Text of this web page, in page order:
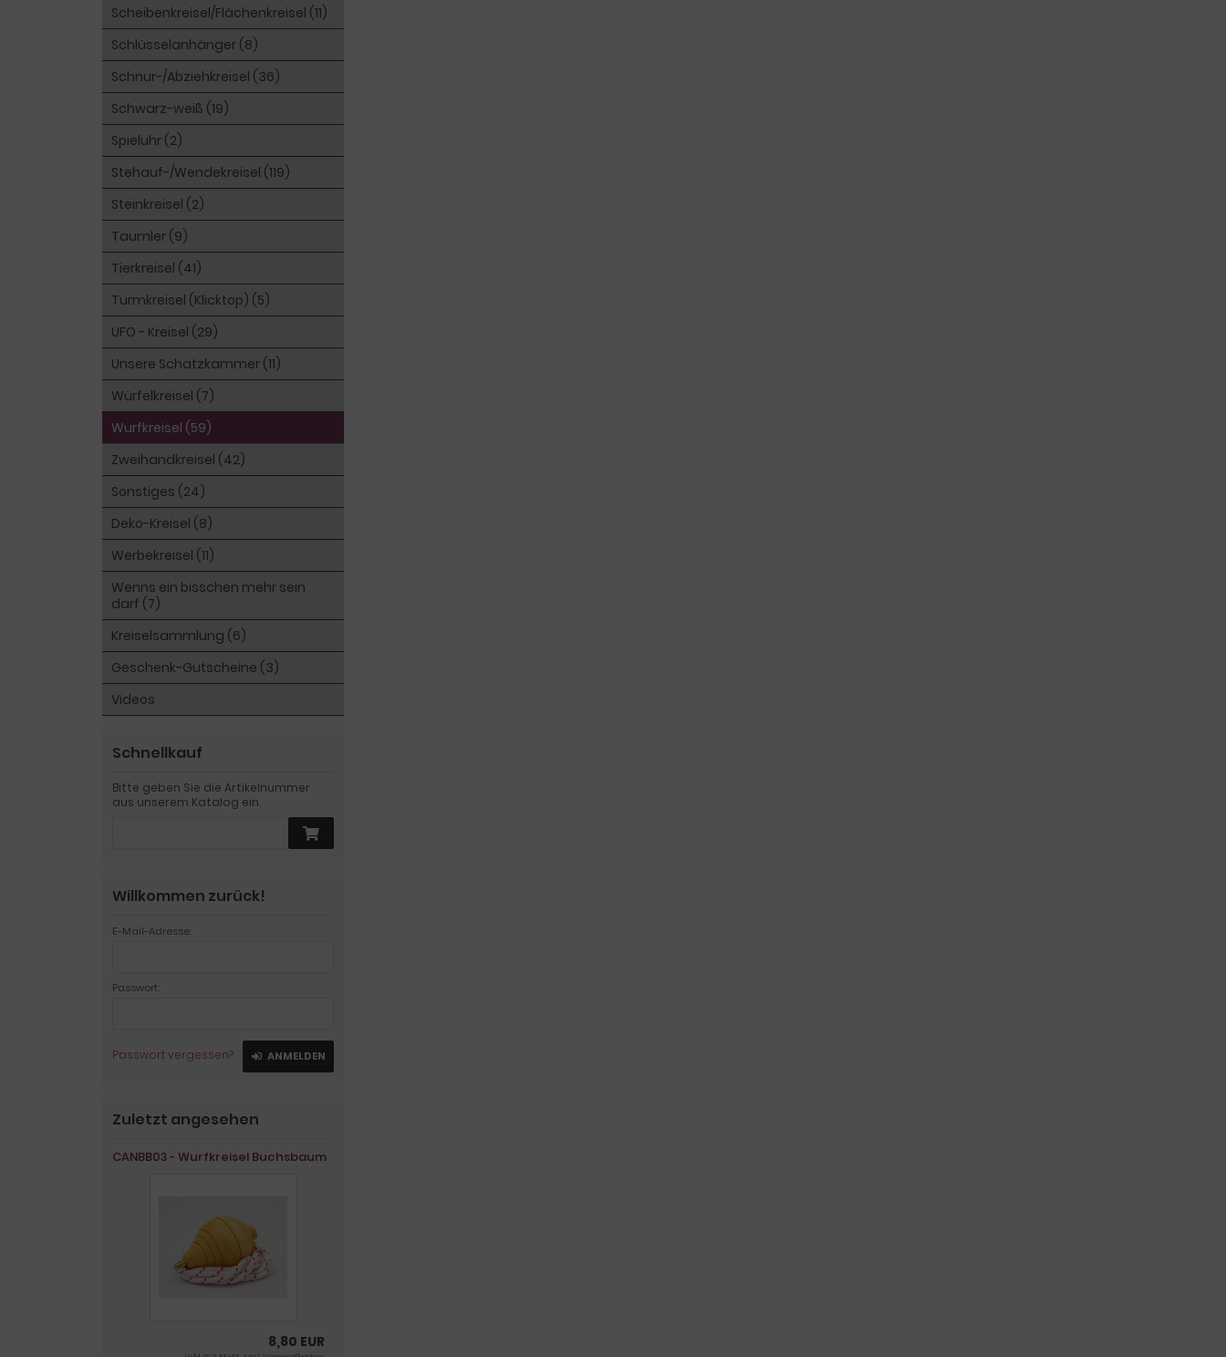
Scheibenkreisel/Flächenkreisel (11)
Schlüsselanhänger (8)
Schnur-/Abziehkreisel (36)
Schwarz-weiß (19)
Spieluhr (2)
Stehauf-/Wendekreisel (119)
Steinkreisel (2)
Taumler (9)
Tierkreisel (41)
Turmkreisel (Klicktop) (5)
UFO - Kreisel (29)
Unsere Schatzkammer (11)
Würfelkreisel (7)
Wurfkreisel (59)
Zweihandkreisel (42)
Sonstiges (24)
Deko-Kreisel (8)
Werbekreisel (11)
Wenns ein bisschen mehr sein
darf (7)
Kreiselsammlung (6)
Geschenk-Gutscheine (3)
Videos
Schnellkauf
Bitte geben Sie die Artikelnummer
aus unserem Katalog ein.
Willkommen zurück!
E-Mail-Adresse:
Passwort:
Passwort vergessen? ANMELDEN
Zuletzt angesehen
CANBB03 - Wurfkreisel Buchsbaum
8,80 EUR